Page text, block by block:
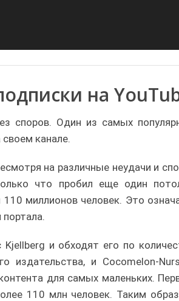
на
споров. Один из самых
канале.
на различные неудачи и
что пробил еще один
миллионов человек. Это
и обходят его по
издательства, и Cocomelon-
для самых маленьких.
110 млн человек. Таким